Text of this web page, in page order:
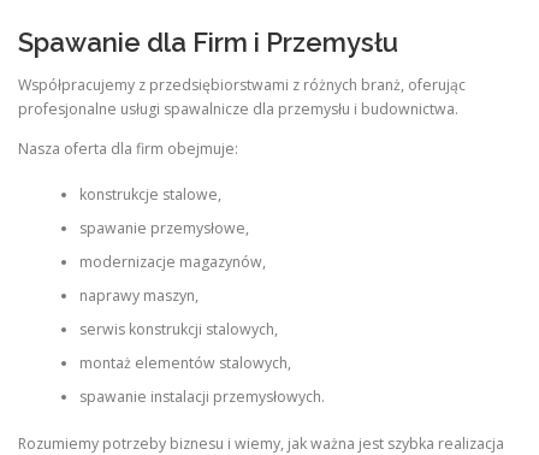
Spawanie dla Firm i Przemysłu
Współpracujemy z przedsiębiorstwami z różnych branż, oferując
profesjonalne usługi spawalnicze dla przemysłu i budownictwa.
Nasza oferta dla firm obejmuje:
konstrukcje stalowe,
spawanie przemysłowe,
modernizacje magazynów,
naprawy maszyn,
serwis konstrukcji stalowych,
montaż elementów stalowych,
spawanie instalacji przemysłowych.
Rozumiemy potrzeby biznesu i wiemy, jak ważna jest szybka realizacja